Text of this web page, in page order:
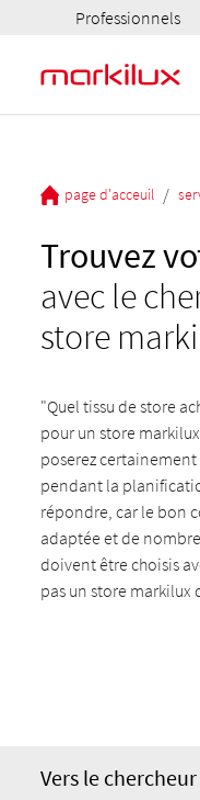
Professionnels
page d'acceuil /
Trouvez
avec le
store
"Quel tissu de store
pour un store
poserez
pendant la
répondre, car le bon
adaptée et de
doivent être choisis
pas un store markilux
Vers le